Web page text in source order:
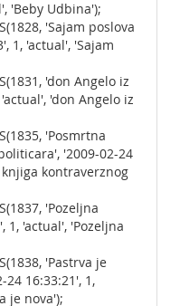
'Beby Udbina');
'Sajam poslova
1, 'actual', 'Sajam
'don Angelo iz
'don Angelo iz
'Posmrtna
'2009-02-24
kontraverznog
'Pozeljna
1, 'actual', 'Pozeljna
'Pastrva je
16:33:21', 1,
je nova');